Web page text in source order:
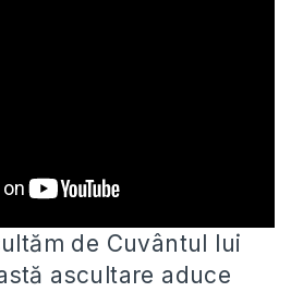
de Cuvântul lui
ascultare aduce